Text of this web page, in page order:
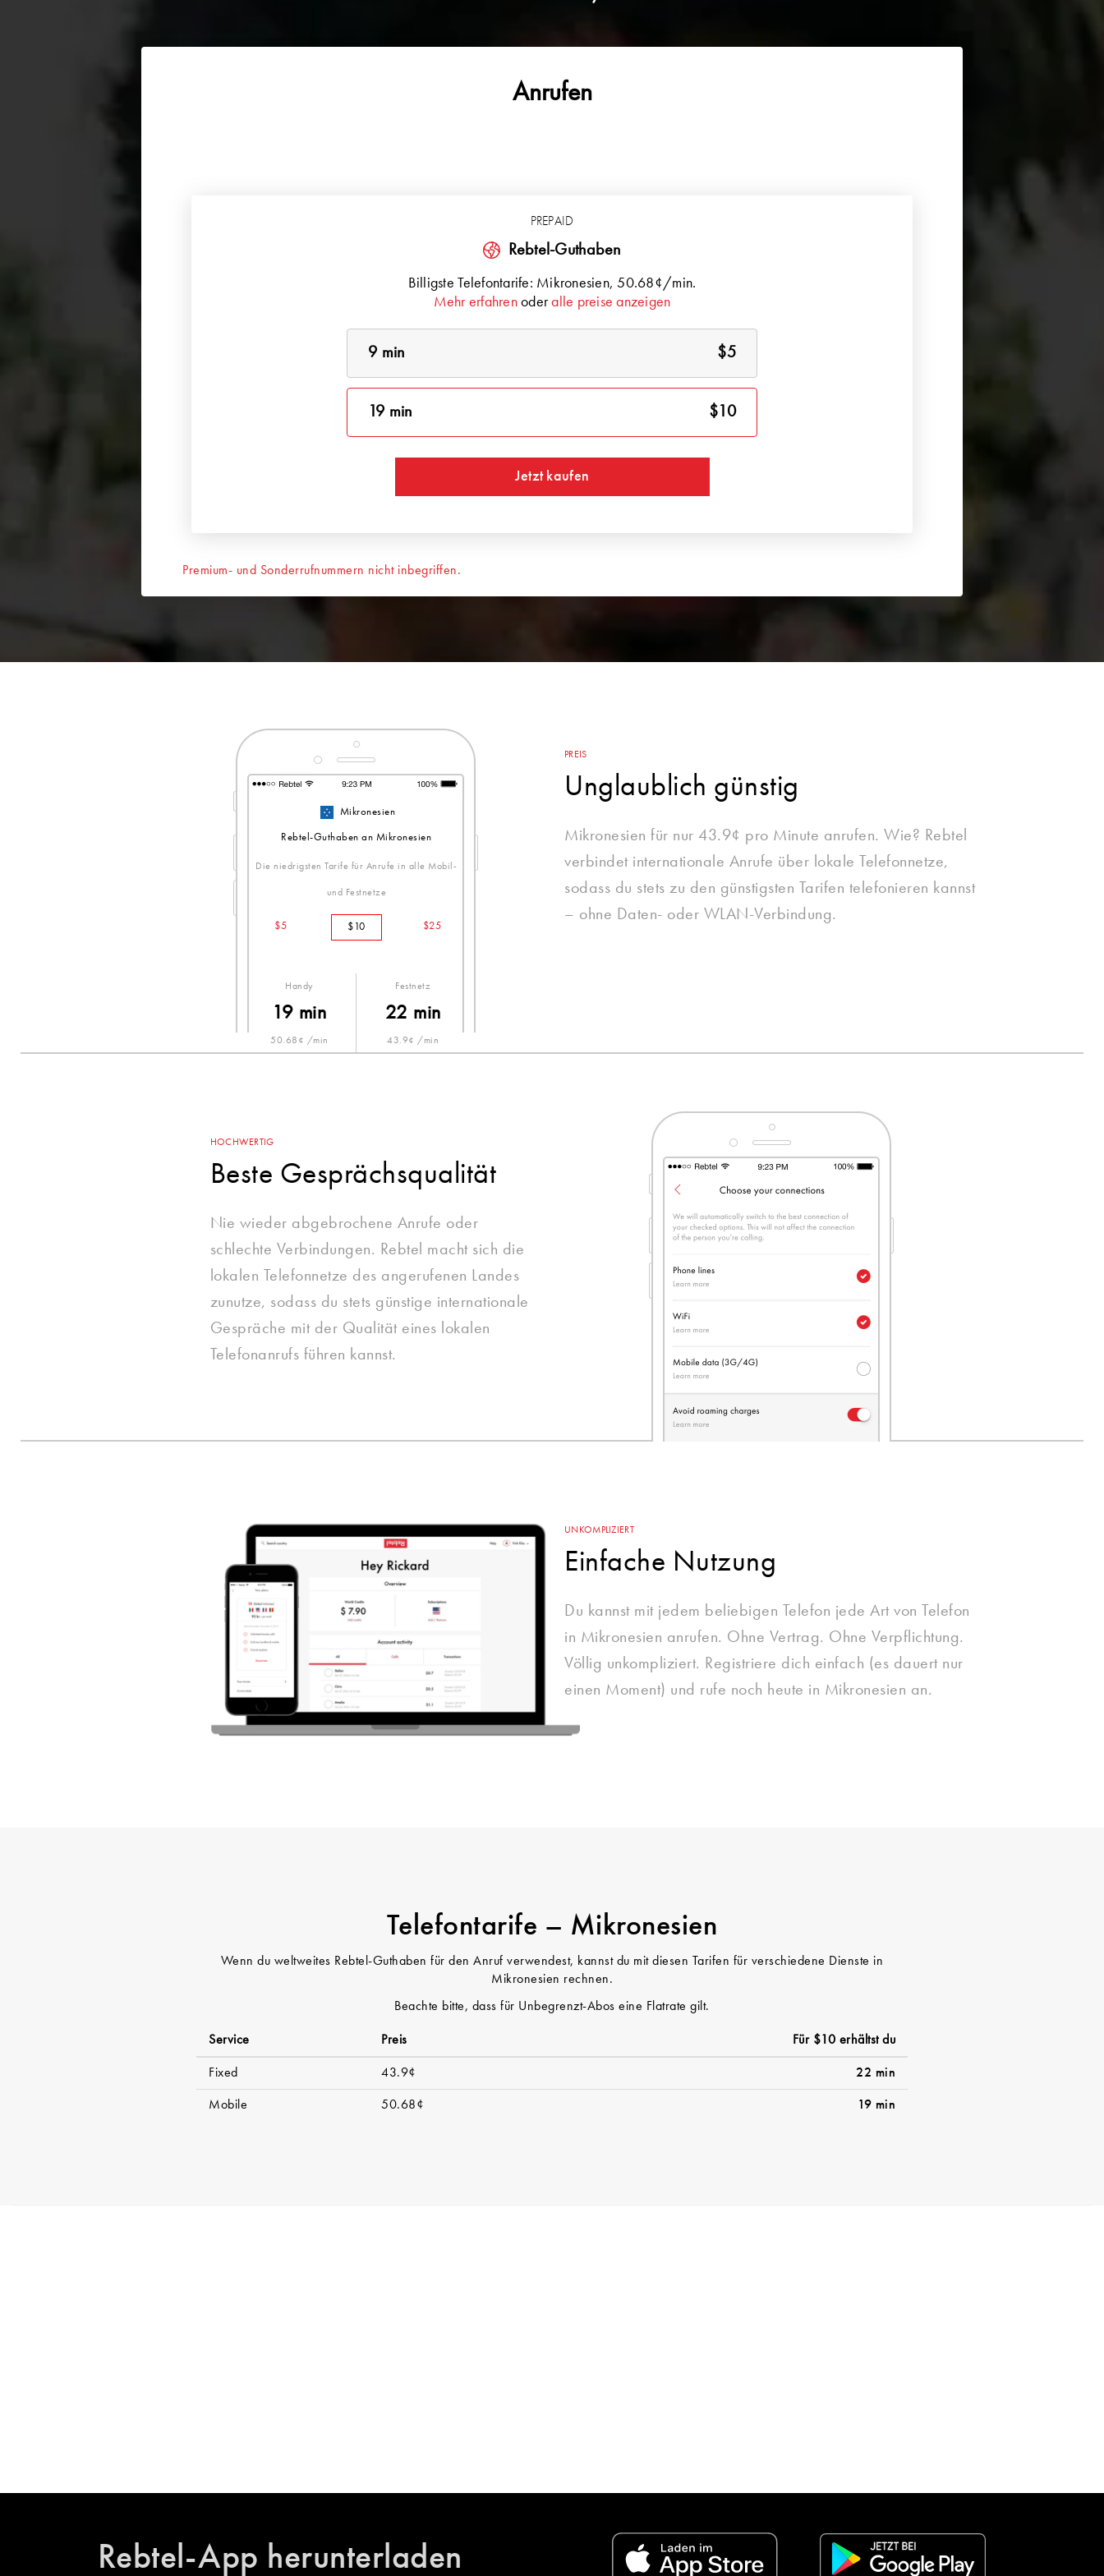
Anrufen
PREPAID
Rebtel-Guthaben
Billigste Telefontarife: Mikronesien, 50.68¢/min.
Mehr erfahrenoderalle preise anzeigen
9 min $5
19 min $10
Jetzt kaufen
Premium- und Sonderrufnummern nicht inbegriffen.
PREIS
Unglaublich günstig
Mikronesien für nur 43.9¢ pro Minute anrufen. Wie? Rebtel
verbindet internationale Anrufe über lokale Telefonnetze,
sodass du stets zu den günstigsten Tarifen telefonieren kannst
– ohne Daten- oder WLAN-Verbindung.
Mikronesien
Rebtel-Guthaben an Mikronesien
Die niedrigsten Tarife für Anrufe in alle Mobil-
und Festnetze
$5 $10 $25
Handy
19 min
50.68¢ /min
Festnetz
22 min
43.9¢ /min
HOCHWERTIG
Beste Gesprächsqualität
Nie wieder abgebrochene Anrufe oder
schlechte Verbindungen. Rebtel macht sich die
lokalen Telefonnetze des angerufenen Landes
zunutze, sodass du stets günstige internationale
Gespräche mit der Qualität eines lokalen
Telefonanrufs führen kannst.
UNKOMPLIZIERT
Einfache Nutzung
Du kannst mit jedem beliebigen Telefon jede Art von Telefon
in Mikronesien anrufen. Ohne Vertrag. Ohne Verpflichtung.
Völlig unkompliziert. Registriere dich einfach (es dauert nur
einen Moment) und rufe noch heute in Mikronesien an.
Telefontarife – Mikronesien
Wenn du weltweites Rebtel-Guthaben für den Anruf verwendest, kannst du mit diesen Tarifen für verschiedene Dienste in
Mikronesien rechnen.
Beachte bitte, dass für Unbegrenzt-Abos eine Flatrate gilt.
Service Preis Für $10 erhältst du
Fixed 43.9¢ 22 min
Mobile 50.68¢ 19 min
Rebtel-App herunterladen